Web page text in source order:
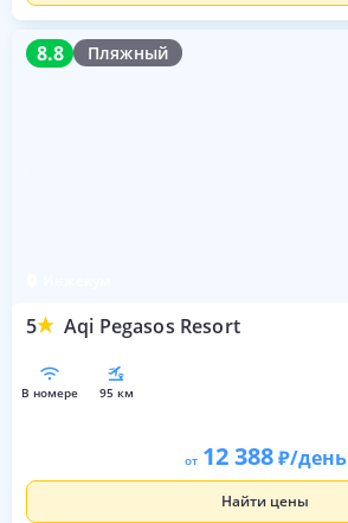
8.8 Пляжный
5 Aqi Pegasos Resort
8.8
в номере 95 км
от 12 388 /день
Найти цены